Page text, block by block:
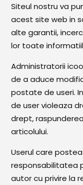
Budinci, Jeleuri și
Cheesecake
Cozonaci
Deserturi
Plăcinte, Tarte și
Prăjituri
Torturi
Dulceață / Gem
Sirop / Compot
Siteul nostru va
acest site web in
alte garantii,
lor toate
Administratorii
de a aduce
postate de useri.
de user violeaza
drept,
articolului.
Userul care
responsabilitatea
autor cu privire la